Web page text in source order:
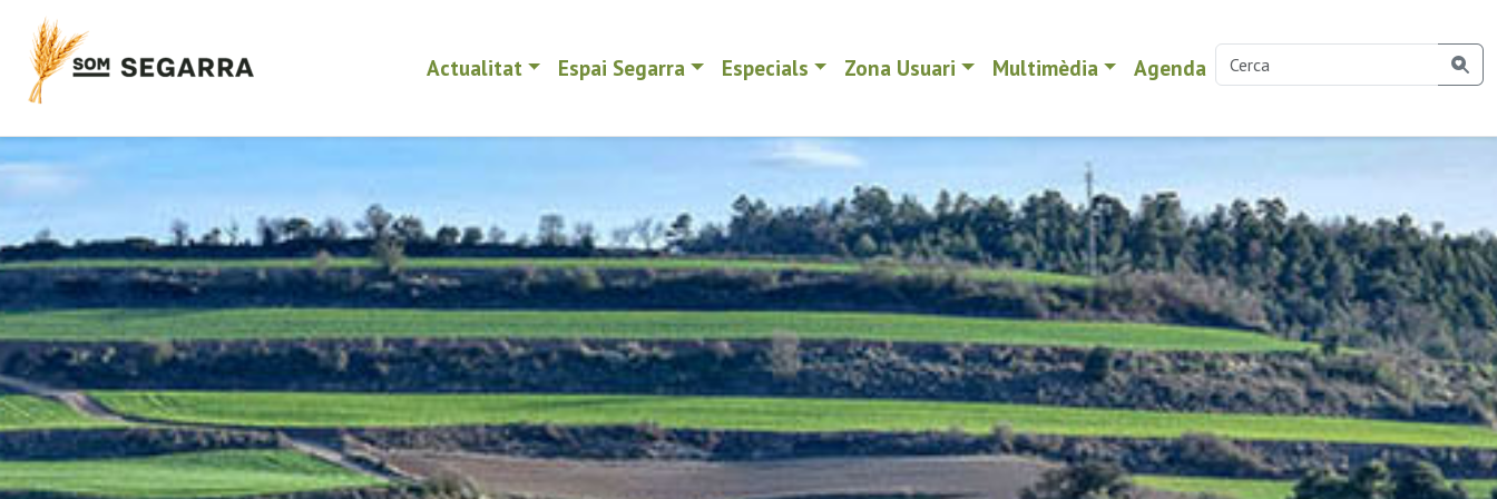
Actualitat Espai Segarra Especials Zona Usuari Multimèdia Agenda